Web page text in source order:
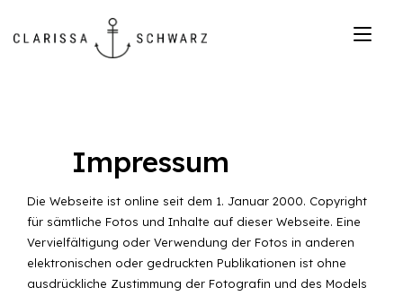
springen
Impressum
Die Webseite ist online seit dem 1. Januar 2000. Copyright
für sämtliche Fotos und Inhalte auf dieser Webseite. Eine
Vervielfältigung oder Verwendung der Fotos in anderen
elektronischen oder gedruckten Publikationen ist ohne
ausdrückliche Zustimmung der Fotografin und des Models